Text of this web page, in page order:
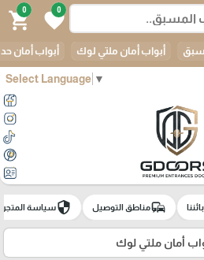
Select Language ▼
0
favorite
0
shopping_cart
أبواب أمان ملتي لوك أبواب أمان
commuteمناطق التوصيل securityسياسة المتجر
أمان ملتي لوك